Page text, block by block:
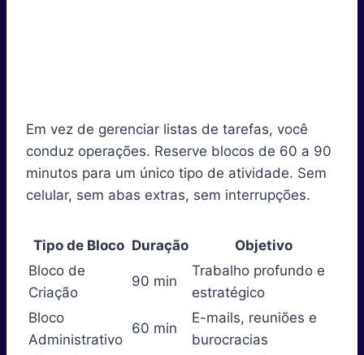
Em vez de gerenciar listas de tarefas, você
conduz operações. Reserve blocos de 60 a 90
minutos para um único tipo de atividade. Sem
celular, sem abas extras, sem interrupções.
Tipo de Bloco Duração
Objetivo
Bloco de
Criação
90 min
Trabalho profundo e
estratégico
Bloco
Administrativo
60 min
E-mails, reuniões e
burocracias